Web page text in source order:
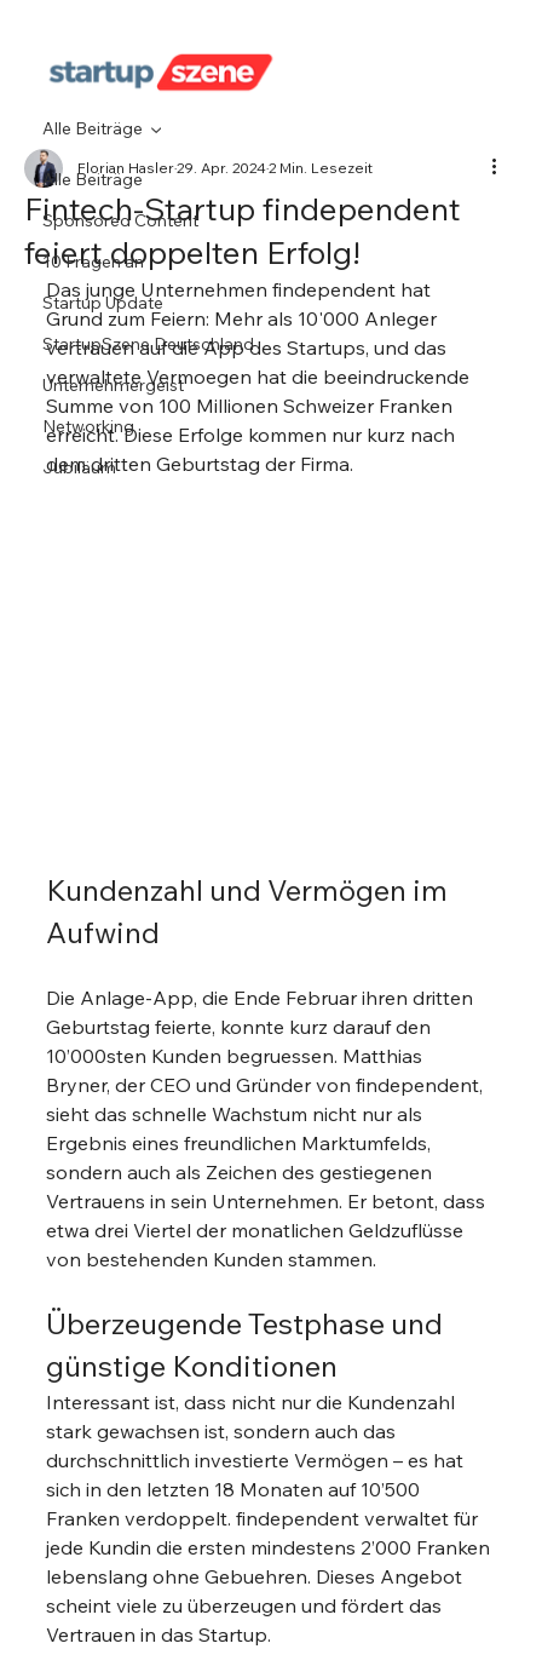
Alle Beiträge
Sponsored Content
10 Fragen an
Startup Update
StartupSzene Deutschland
Unternehmergeist
Networking
Jubiläum
Alle Beiträge
Fintech-Startup findependent
feiert doppelten Erfolg!
Florian Hasler29. Apr. 20242 Min. Lesezeit
Das junge Unternehmen findependent hat
Grund zum Feiern: Mehr als 10'000 Anleger
vertrauen auf die App des Startups, und das
verwaltete Vermoegen hat die beeindruckende
Summe von 100 Millionen Schweizer Franken
erreicht. Diese Erfolge kommen nur kurz nach
dem dritten Geburtstag der Firma.
Kundenzahl und Vermögen im
Aufwind
Die Anlage-App, die Ende Februar ihren dritten
Geburtstag feierte, konnte kurz darauf den
10’000sten Kunden begruessen. Matthias
Bryner, der CEO und Gründer von findependent,
sieht das schnelle Wachstum nicht nur als
Ergebnis eines freundlichen Marktumfelds,
sondern auch als Zeichen des gestiegenen
Vertrauens in sein Unternehmen. Er betont, dass
etwa drei Viertel der monatlichen Geldzuflüsse
von bestehenden Kunden stammen.
Überzeugende Testphase und
günstige Konditionen
Interessant ist, dass nicht nur die Kundenzahl
stark gewachsen ist, sondern auch das
durchschnittlich investierte Vermögen – es hat
sich in den letzten 18 Monaten auf 10’500
Franken verdoppelt. findependent verwaltet für
jede Kundin die ersten mindestens 2’000 Franken
lebenslang ohne Gebuehren. Dieses Angebot
scheint viele zu überzeugen und fördert das
Vertrauen in das Startup.